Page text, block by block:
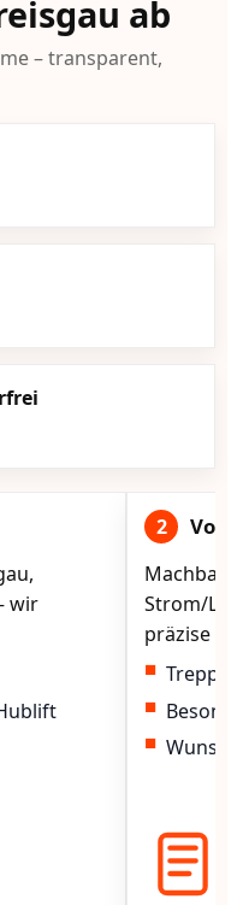
ab
– transparent,
wir
2
Strom/
präzise